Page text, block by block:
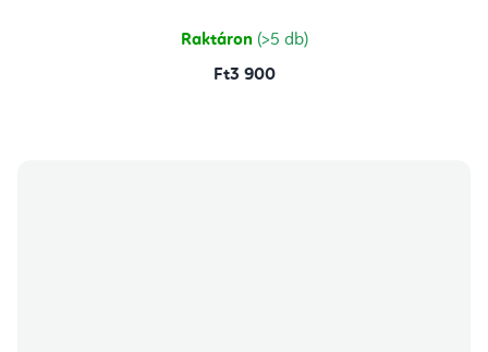
csillag.
Raktáron (>5 db)
Ft3 900